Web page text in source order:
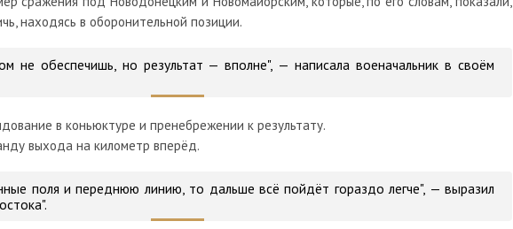
находясь в оборонительной позиции.
не обеспечишь, но результат — вполне", — написала военачальник в своём
в коньюктуре и пренебрежении к результату.
выхода на километр вперёд.
поля и переднюю линию, то дальше всё пойдёт гораздо легче", — выразил